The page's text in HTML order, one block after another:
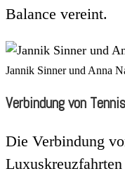
Balance vereint.
Jannik Sinner und Anna
Verbindung von
Die Verbindung